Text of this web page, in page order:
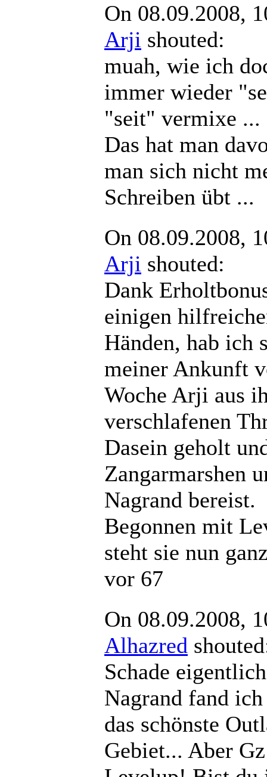
On 08.09.2008,
Arji shouted:
muah, wie ich
immer wieder
"seit" vermixe ...
Das hat man
man sich nicht
Schreiben übt ...
On 08.09.2008,
Arji shouted:
Dank
einigen
Händen, hab ich
meiner Ankunft
Woche Arji aus
verschlafenen
Dasein geholt
Zangarmarshen
Nagrand bereist.
Begonnen mit
steht sie nun
vor 67
On 08.09.2008,
Alhazred
Schade
Nagrand fand
das schönste
Gebiet... Aber